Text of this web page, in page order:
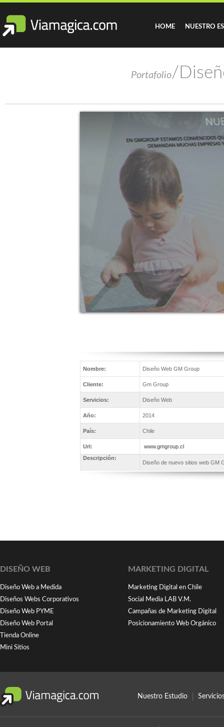
HOME NUESTRO
Portafolio/
Nombre: Diseño Web GM Group
Cliente: Gm Group
Servicios: Diseño Web
Año: 2014
País: Chile
Url:
www.gmgroup.cl
Descripción:
Diseño de nuevo sitios web GM
DISEÑO WEB
Diseño Web a Medida
Diseños Webs Corporativos
Diseño Web PYME
Diseño Web Portal
Tienda Online
Mini Sitios
MARKETING DIGITAL
Marketing Digital en Chile
Social Media LAB V.M.
Campañas de Marketing Digital
Posicionamiento Web Orgánico
Nuestro Estudio